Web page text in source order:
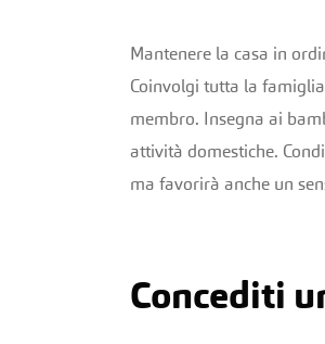
Mantenere la casa in
Coinvolgi tutta la
membro. Insegna ai
attività domestiche.
ma favorirà anche un
Concediti